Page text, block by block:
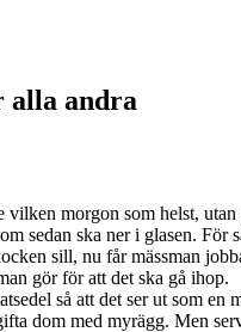
alla andra
morgon som helst,
sedan ska ner i glasen.
sill, nu får mässman
gör för att det ska gå ihop.
så att det ser ut som en
dom med myrägg. Men